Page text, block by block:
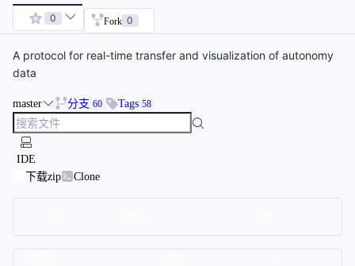
0 Fork 0
A protocol for real-time transfer and visualization of autonomy
data
master 分支 60 Tags 58
IDE
下载zip
Clone